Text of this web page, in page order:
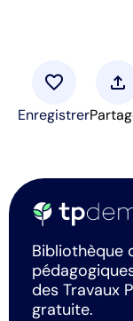
favorite
Enregistrer
upload
Bibliothèque
des Travaux
gratuite.